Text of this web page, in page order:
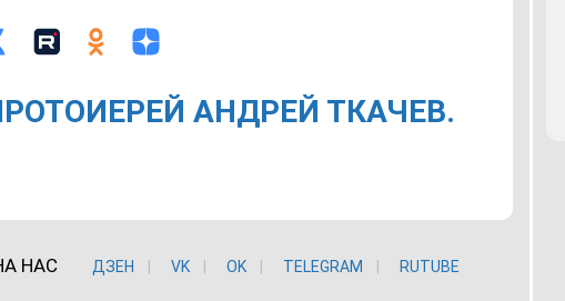
АНДРЕЙ ТКАЧЕВ.
НАС ДЗЕН VK ОK TELEGRAM RUTUBE